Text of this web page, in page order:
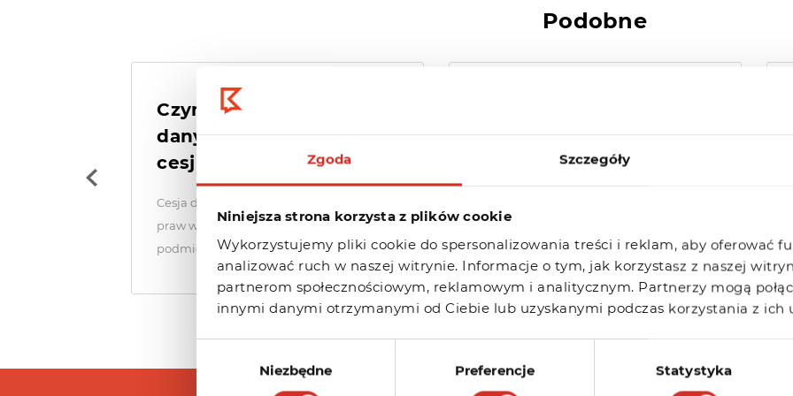
Zgoda Szczegóły
Niniejsza strona korzysta z plików cookie
Wykorzystujemy pliki cookie do spersonalizowania treści i reklam, aby oferować
analizować ruch w naszej witrynie. Informacje o tym, jak korzystasz z naszej
partnerom społecznościowym, reklamowym i analitycznym. Partnerzy mogą
innymi danymi otrzymanymi od Ciebie lub uzyskanymi podczas korzystania z ich
zgody
Niezbędne Preferencje Statystyka
Podobne
Czym różni się zmiana
danych Abonenta od
cesji domeny?
Cesja domeny polega na przekazaniu
praw własności domeny innej osobie lub
podmiotowi. Zmiana...
będzie widoczna w bazie
Wprowadzone zmiany w bazie WHOIS